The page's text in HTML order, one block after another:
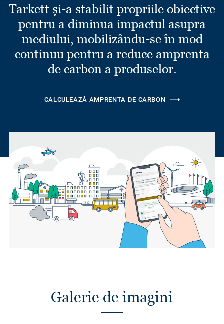
Tarkett și-a stabilit propriile obiective
pentru a diminua impactul asupra
mediului, mobilizându-se în mod
continuu pentru a reduce amprenta
de carbon a produselor.
CALCULEAZĂ AMPRENTA DE CARBON
Galerie de imagini